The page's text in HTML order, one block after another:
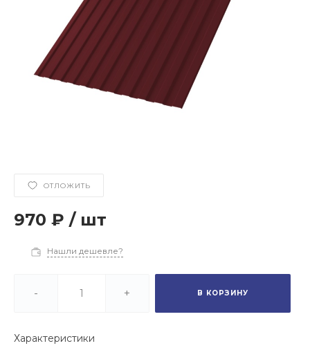
ОТЛОЖИТЬ
970 ₽ / шт
Нашли дешевле?
- + В КОРЗИНУ
Характеристики